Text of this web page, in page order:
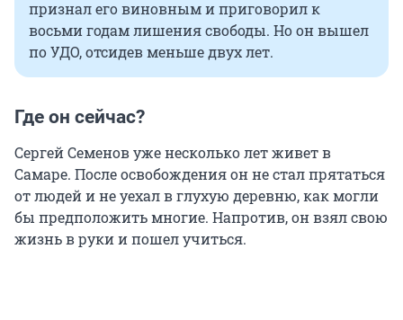
признал его виновным и приговорил к
восьми годам лишения свободы. Но он вышел
по УДО, отсидев меньше двух лет.
Где он сейчас?
Сергей Семенов уже несколько лет живет в
Самаре. После освобождения он не стал прятаться
от людей и не уехал в глухую деревню, как могли
бы предположить многие. Напротив, он взял свою
жизнь в руки и пошел учиться.